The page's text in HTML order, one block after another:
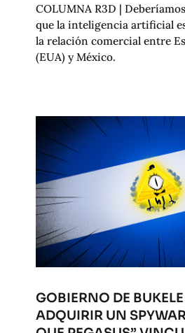
COLUMNA R3D |
que la inteligencia artificial
la relación comercial entre
(EUA) y México.
GOBIERNO DE
ADQUIRIR UN